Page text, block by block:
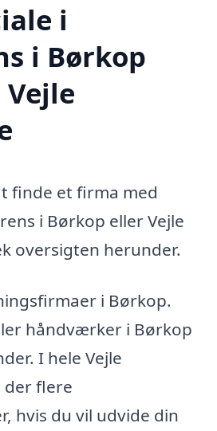
i
i Børkop
finde et firma med
i Børkop eller Vejle
oversigten herunder.
i Børkop.
håndværker i Børkop
I hele Vejle
der flere
hvis du vil udvide din